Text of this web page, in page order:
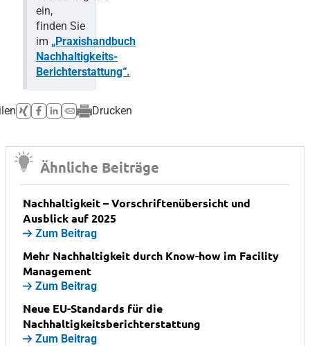
ein,
finden Sie
im „Praxishandbuch
Nachhaltigkeits-
Berichterstattung“.
Drucken
Ähnliche Beiträge
Nachhaltigkeit – Vorschriftenübersicht und
Ausblick auf 2025
Zum Beitrag
Mehr Nachhaltigkeit durch Know-how im Facility
Management
Zum Beitrag
Neue EU-Standards für die
Nachhaltigkeitsberichterstattung
Zum Beitrag